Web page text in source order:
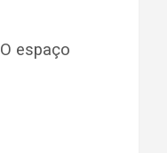
espaço